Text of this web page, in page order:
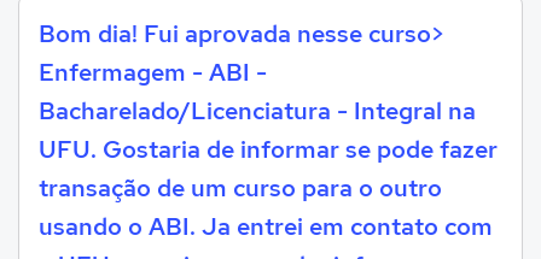
Bom dia! Fui aprovada nesse curso>
Enfermagem - ABI -
Bacharelado/Licenciatura - Integral na
UFU. Gostaria de informar se pode fazer
transação de um curso para o outro
usando o ABI. Ja entrei em contato com